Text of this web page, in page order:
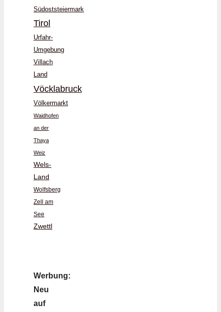
Südoststeiermark
Tirol
Urfahr-
Umgebung
Villach
Land
Vöcklabruck
Völkermarkt
Waidhofen
an der
Thaya
Weiz
Wels-
Land
Wolfsberg
Zell am
See
Zwettl
Werbung:
Neu
auf